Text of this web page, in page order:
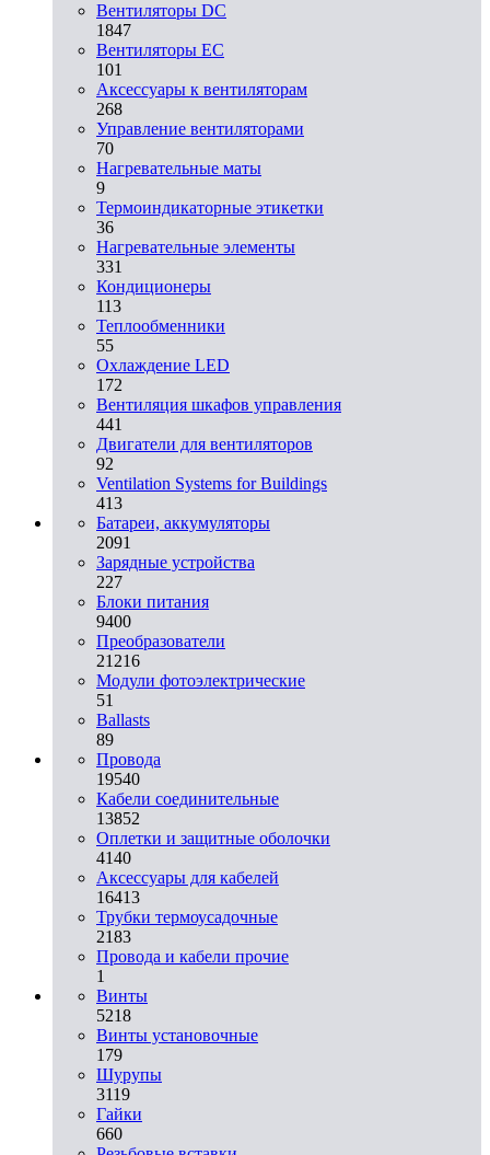
Вентиляторы DC
1847
Вентиляторы EC
101
Аксессуары к вентиляторам
268
Управление вентиляторами
70
Нагревательные маты
9
Термоиндикаторные этикетки
36
Нагревательные элементы
331
Кондиционеры
113
Теплообменники
55
Охлаждение LED
172
Вентиляция шкафов управления
441
Двигатели для вентиляторов
92
Ventilation Systems for Buildings
413
Батареи, аккумуляторы
2091
Зарядные устройства
227
Блоки питания
9400
Преобразователи
21216
Модули фотоэлектрические
51
Ballasts
89
Провода
19540
Кабели соединительные
13852
Оплетки и защитные оболочки
4140
Аксессуары для кабелей
16413
Трубки термоусадочные
2183
Провода и кабели прочие
1
Винты
5218
Винты установочные
179
Шурупы
3119
Гайки
660